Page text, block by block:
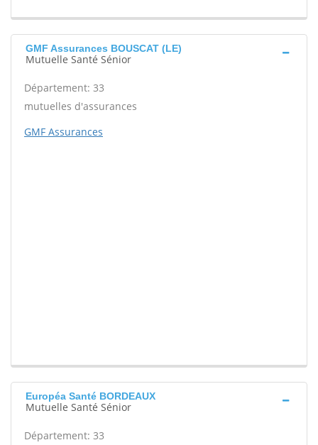
GMF Assurances BOUSCAT (LE)
Mutuelle Santé Sénior
Département: 33
mutuelles d'assurances
GMF Assurances
Européa Santé BORDEAUX
Mutuelle Santé Sénior
Département: 33